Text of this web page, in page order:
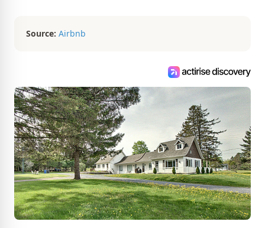
Source: Airbnb